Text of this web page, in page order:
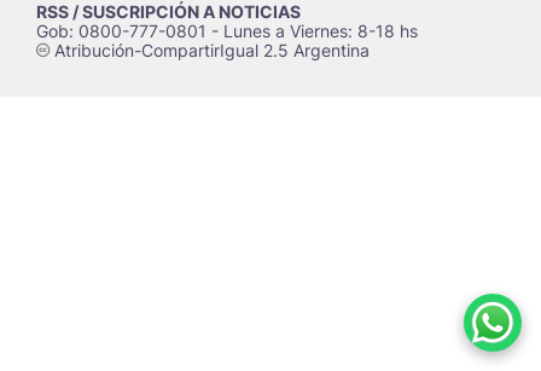
RSS / SUSCRIPCIÓN A NOTICIAS
Gob: 0800-777-0801 - Lunes a Viernes: 8-18 hs
cAtribución-CompartirIgual 2.5 Argentina